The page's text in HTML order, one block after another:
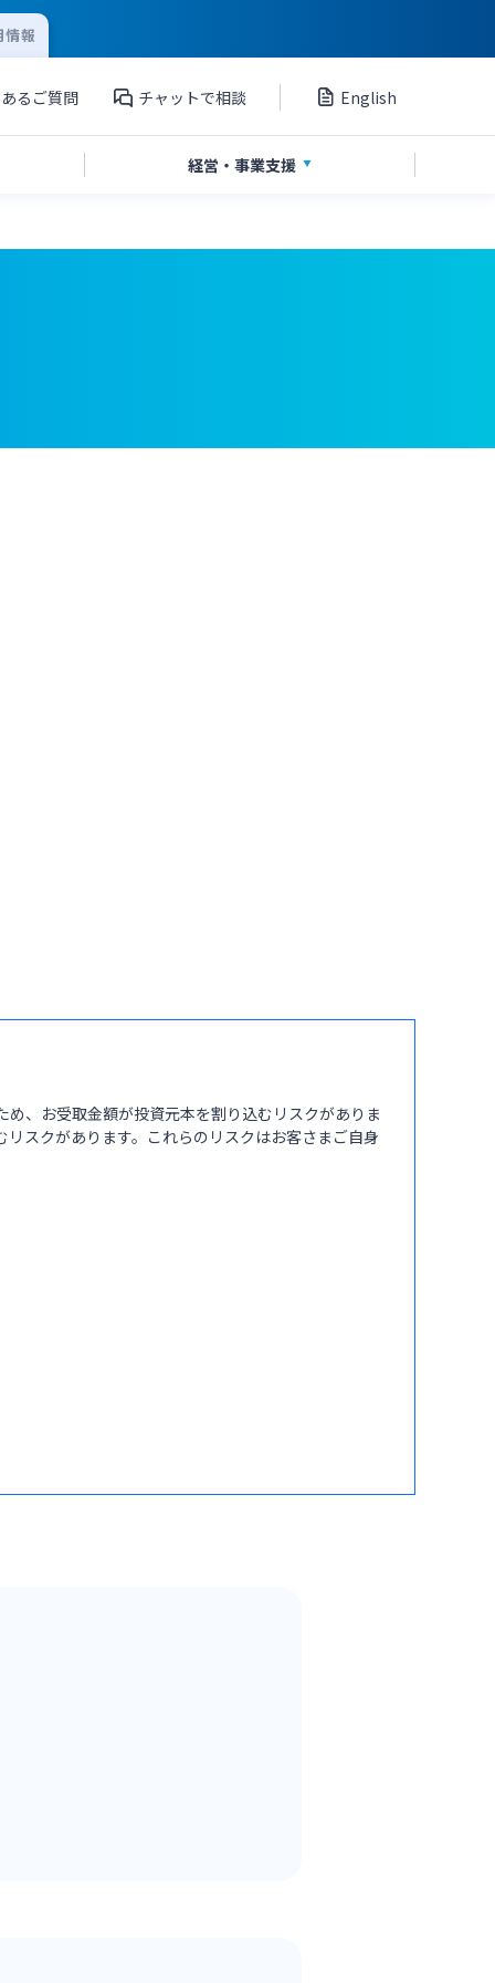
情報
るご質問 チャットで相談 English
経営・ 事業支援
、お受取金額が投資元本を割り込むリスクがありま
スクがあります。これらのリスクはお客さまご自身